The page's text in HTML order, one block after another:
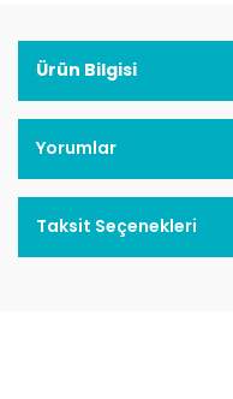
Ürün Bilgisi
Yorumlar
Taksit Seçenekleri